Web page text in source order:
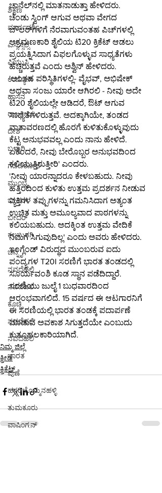
ಶಿಕ್ಷಣ
ಮಾರ್ಗದರ್ಶಿ
ಎಸ್ಸೆಸ್ಸೆಲ್ಸಿ
ಪಿಯುಸಿ
ಉದ್ಯೋಗ
ಹಾಸನ
ರಾಜಕೀಯ
ದೇಶ
ಬಳ್ಳಾರಿ
ಗಡಚಿರೋಲಿ
ಮುಂಬೈ
ಬೀದರ್
ಬೀದರ್
ಕಲಬುರಗಿ
ಚೆನ್ನೈ
ನವದೆಹಲಿ
ನವದೆಹಲಿ
ಕೊಚ್ಚಿ
ನವದೆಹಲಿ
ನವದೆಹಲಿ
ಭಾರತ
ಪುಣೆ
ಹಗರಿಬೊಮ್ಮನಹಳ್ಳಿ
ತುಮಕೂರು
ವಾಷಿಂಗ್ಟನ್
ಚಾನೆಲ್‌ನಲ್ಲಿ ಮಾತನಾಡುತ್ತಾ ಹೇಳಿದರು.
ಚೆಂಡು ಸ್ವಿಂಗ್ ಆಗುವ ಅಥವಾ ವೇಗದ
ಬೌಲರ್‌ಗಳಿಗೆ ನೆರವಾಗುವಂತಹ ಪಿಚ್‌ಗಳಲ್ಲಿ
ಆಕ್ರಮಣಕಾರಿ ಶೈಲಿಯ ಟಿ20 ಕ್ರಿಕೆಟ್ ಆಡಲು
ಪ್ರಯತ್ನಿಸಿದಾಗ ವಿಫಲಗೊಳ್ಳುವ ಸಾಧ್ಯತೆಗಳು
ಹೆಚ್ಚಿರುತ್ತವೆ ಎಂದು ಅಶ್ವಿನ್ ಹೇಳಿದರು.
'ಅಂತಹ ಪರಿಸ್ಥಿತಿಗಳಲ್ಲಿ- ವೈಭವ್, ಅಭಿಷೇಕ್
ಅಥವಾ ಸಂಜು ಯಾರೇ ಆಗಿರಲಿ - ನೀವು ಅದೇ
ಟಿ20 ಶೈಲಿಯಲ್ಲೇ ಆಡಿದರೆ, ಔಟ್ ಆಗುವ
ಸಾಧ್ಯತೆಗಳಿರುತ್ತವೆ. ಅದಕ್ಕಾಗಿಯೇ, ತಂಡದ
ವಾತಾವರಣದಲ್ಲಿ ಹೊರಗೆ ಕುಳಿತುಕೊಳ್ಳುವುದು
ಕೆಟ್ಟ ಅನುಭವವಲ್ಲ ಎಂದು ನಾನು ಹೇಳಿದೆ.
ಏಕೆಂದರೆ, ನೀವು ಬೇರೊಬ್ಬರ ಅನುಭವದಿಂದ
ಕಲಿಯುತ್ತಿರುತ್ತೀರಿ' ಎಂದರು.
'ನೀವು ಯಾರನ್ನಾದರೂ ಕೇಳಬಹುದು. ನೀವು
ಹತ್ತಿರದಿಂದ ಕುಳಿತು ಉತ್ತಮ ಪ್ರದರ್ಶನ ನೀಡುವ
ವ್ಯಕ್ತಿಗಳ ತಪ್ಪುಗಳನ್ನು ಗಮನಿಸಿದಾಗ ಅತ್ಯಂತ
ಉಚಿತ ಮತ್ತು ಅಮೂಲ್ಯವಾದ ಪಾಠಗಳನ್ನು
ಕಲಿಯಬಹುದು. ಅದಕ್ಕಿಂತ ಉತ್ತಮ ವೇದಿಕೆ
ನಿಮಗೆ ಸಿಗುವುದಿಲ್ಲ' ಎಂದು ಅವರು ಹೇಳಿದರು.
ಇಂಗ್ಲೆಂಡ್ ವಿರುದ್ಧದ ಮುಂಬರುವ ಐದು
ಪಂದ್ಯಗಳ T20I ಸರಣಿಗೆ ಭಾರತ ತಂಡದಲ್ಲಿ
ಸೂರ್ಯವಂಶಿ ಕೂಡ ಸ್ಥಾನ ಪಡೆದಿದ್ದಾರೆ.
ಸರಣಿಯು ಜುಲೈ 1 ಬುಧವಾರದಿಂದ
ಆರಂಭವಾಗಲಿದೆ. 15 ವರ್ಷದ ಈ ಆಟಗಾರನಿಗೆ
ಈ ಸರಣಿಯಲ್ಲಿ ಭಾರತ ತಂಡಕ್ಕೆ ಪದಾರ್ಪಣೆ
ಮಾಡುವ ಅವಕಾಶ ಸಿಗುತ್ತದೆಯೇ ಎಂಬುದು
ಕುತೂಹಲಕಾರಿಯಾಗಿದೆ.
ನಿಮ್ಮ ಜಿಲ್ಲೆ
ಕ್ರೀಡೆ
ಕ್ರಿಕೆಟ್